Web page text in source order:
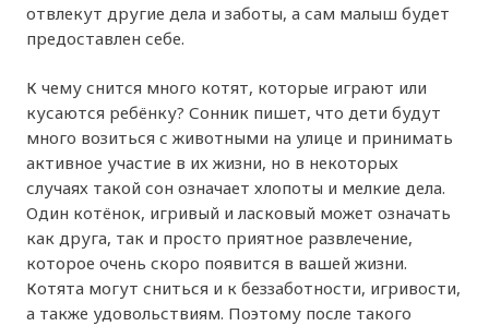
отвлекут другие дела и заботы, а сам малыш будет
предоставлен себе.
К чему снится много котят, которые играют или
кусаются ребёнку? Сонник пишет, что дети будут
много возиться с животными на улице и принимать
активное участие в их жизни, но в некоторых
случаях такой сон означает хлопоты и мелкие дела.
Один котёнок, игривый и ласковый может означать
как друга, так и просто приятное развлечение,
которое очень скоро появится в вашей жизни.
Котята могут сниться и к беззаботности, игривости,
а также удовольствиям. Поэтому после такого